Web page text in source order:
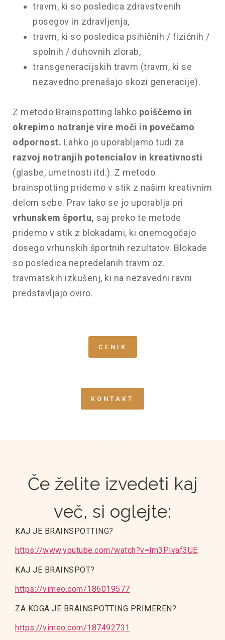
travm, ki so posledica zdravstvenih
posegov in zdravljenja,
travm, ki so posledica psihičnih / fizičnih /
spolnih / duhovnih zlorab,
transgeneracijskih travm (travm, ki se
nezavedno prenašajo skozi generacije).
Z metodo Brainspotting lahko poiščemo in
okrepimo notranje vire moči in povečamo
odpornost. Lahko jo uporabljamo tudi za
razvoj notranjih potencialov in kreativnosti
(glasbe, umetnosti itd.). Z metodo
brainspotting pridemo v stik z našim kreativnim
delom sebe. Prav tako se jo uporablja pri
vrhunskem športu, saj preko te metode
pridemo v stik z blokadami, ki onemogočajo
dosego vrhunskih športnih rezultatov. Blokade
so posledica nepredelanih travm oz.
travmatskih izkušenj, ki na nezavedni ravni
predstavljajo oviro.
CENIK
KONTAKT
Če želite izvedeti kaj
več, si oglejte:
KAJ JE BRAINSPOTTING?
https://www.youtube.com/watch?v=lm3Plvaf3UE
KAJ JE BRAINSPOT?
https://vimeo.com/186019577
ZA KOGA JE BRAINSPOTTING PRIMEREN?
https://vimeo.com/187492731